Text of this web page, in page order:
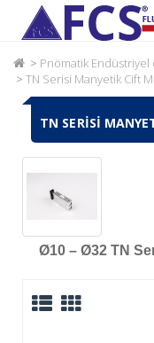
Pnömatik Endüstriyel
TN Serisi Manyetik Cift
TN SERISI
Ø10 – Ø32 TN